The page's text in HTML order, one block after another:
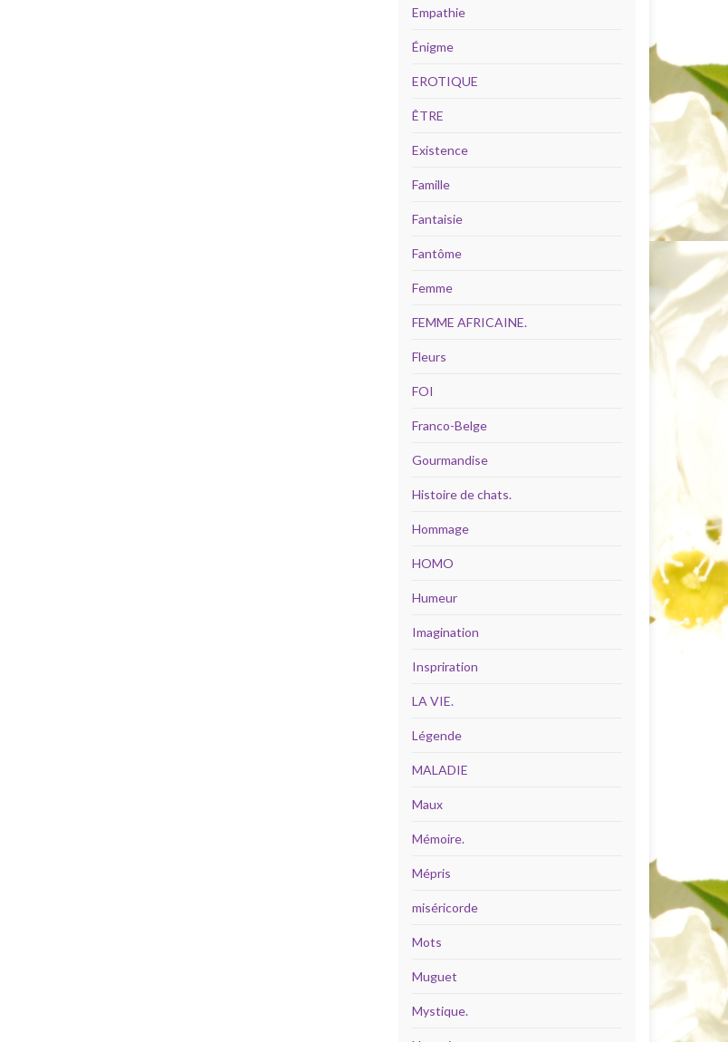
Empathie
Énigme
EROTIQUE
ÊTRE
Existence
Famille
Fantaisie
Fantôme
Femme
FEMME AFRICAINE.
Fleurs
FOI
Franco-Belge
Gourmandise
Histoire de chats.
Hommage
HOMO
Humeur
Imagination
Inspriration
LA VIE.
Légende
MALADIE
Maux
Mémoire.
Mépris
miséricorde
Mots
Muguet
Mystique.